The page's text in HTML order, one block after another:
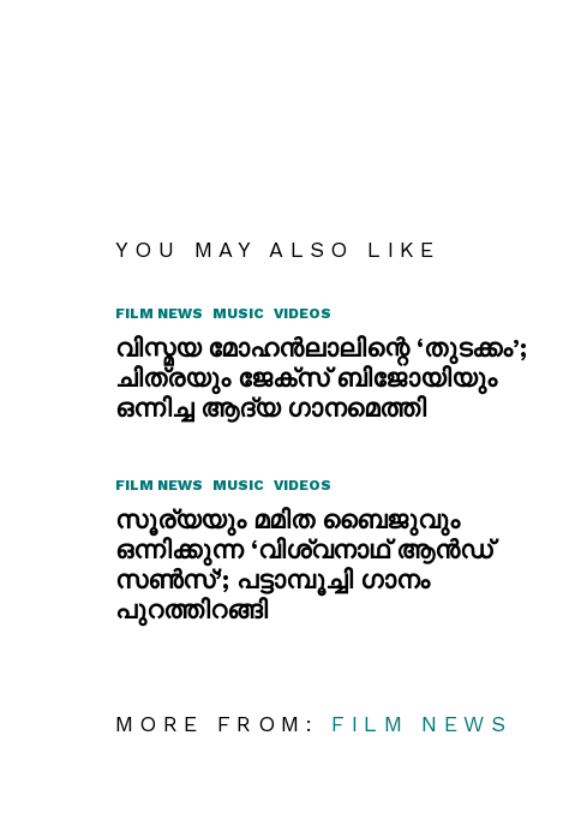
YOU MAY ALSO LIKE
FILM NEWS MUSIC VIDEOS
വിസ്മയ മോഹൻലാലിന്റെ ‘തുടക്കം’;
ചിത്രയും ജേക്സ് ബിജോയിയും
ഒന്നിച്ച ആദ്യ ഗാനമെത്തി
FILM NEWS MUSIC VIDEOS
സൂര്യയും മമിത ബൈജുവും
ഒന്നിക്കുന്ന ‘വിശ്വനാഥ് ആൻഡ്
സൺസ്’; പട്ടാമ്പൂച്ചി ഗാനം
പുറത്തിറങ്ങി
MORE FROM: FILM NEWS